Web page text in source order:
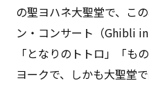
の聖ヨハネ大聖堂で、こ
ン・コンサート（Ghibli
「となりのトトロ」「も
ヨークで、しかも大聖堂